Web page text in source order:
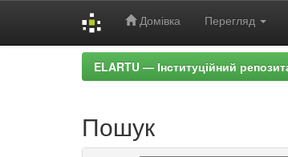
Домівка Перегляд
ELARTU — Інституційний
Пошук